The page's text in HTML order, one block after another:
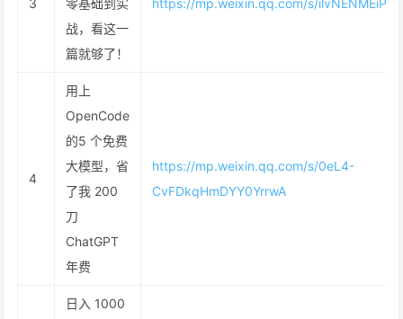
战，看这一
篇就够了！
4
用上
OpenCode
的5 个免费
大模型，省
了我 200
刀
ChatGPT
年费
https://mp.weixin.qq.com/s/0eL4-
CvFDkqHmDYY0YrrwA
日入 1000